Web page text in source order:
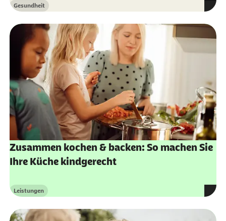
Kategorie
Gesundheit
Zusammen kochen & backen: So machen Sie
Ihre Küche kindgerecht
Kategorie
Leistungen